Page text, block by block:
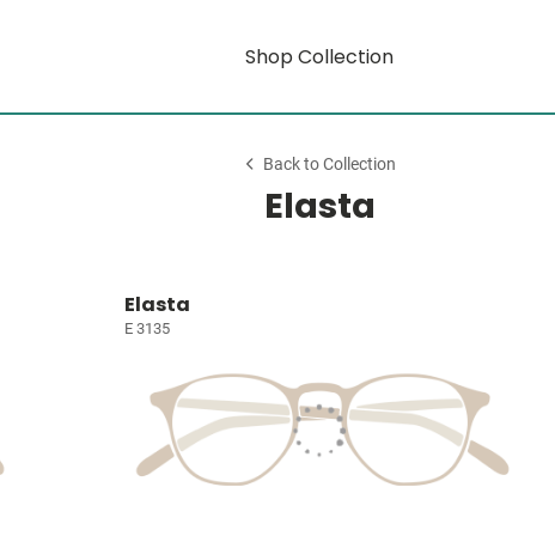
Shop Collection
Back to Collection
Elasta
Elasta
E 3135